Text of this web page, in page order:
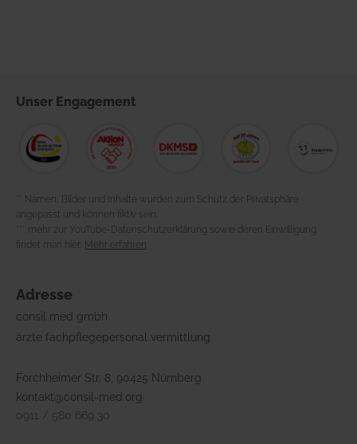
Unser Engagement
** Namen, Bilder und Inhalte wurden zum Schutz der Privatsphäre
angepasst und können fiktiv sein.
*** mehr zur YouTube-Datenschutzerklärung sowie deren Einwilligung
findet man hier:
Mehr erfahren
Adresse
consil med gmbh
ärzte fachpflegepersonal vermittlung
Forchheimer Str. 8, 90425 Nürnberg
kontakt@consil-med.org
0911 / 580 669 30